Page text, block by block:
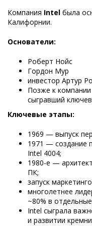
Компания Intel была
Калифорнии.
Основатели:
Роберт Нойс
Гордон Мур
инвестор Артур
Позже к
сыгравший
Ключевые этапы:
1969 — выпуск
1971 — создание
Intel 4004;
1980-е —
ПК;
запуск
многолетнее
~80% в
Intel сыграла
и развитии